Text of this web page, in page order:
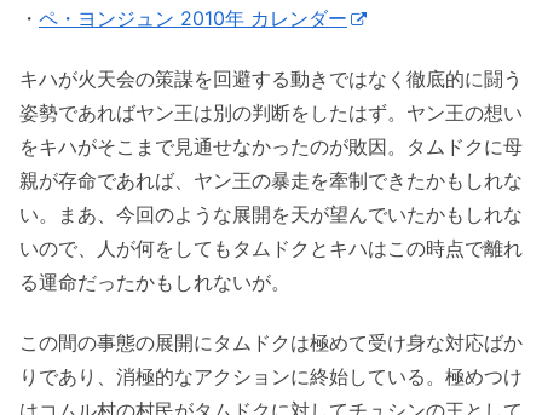
・ ペ・ヨンジュン 2010年 カレンダー
キハが火天会の策謀を回避する動きではなく徹底的に闘う
姿勢であればヤン王は別の判断をしたはず。ヤン王の想い
をキハがそこまで見通せなかったのが敗因。タムドクに母
親が存命であれば、ヤン王の暴走を牽制できたかもしれな
い。まあ、今回のような展開を天が望んでいたかもしれな
いので、人が何をしてもタムドクとキハはこの時点で離れ
る運命だったかもしれないが。
この間の事態の展開にタムドクは極めて受け身な対応ばか
りであり、消極的なアクションに終始している。極めつけ